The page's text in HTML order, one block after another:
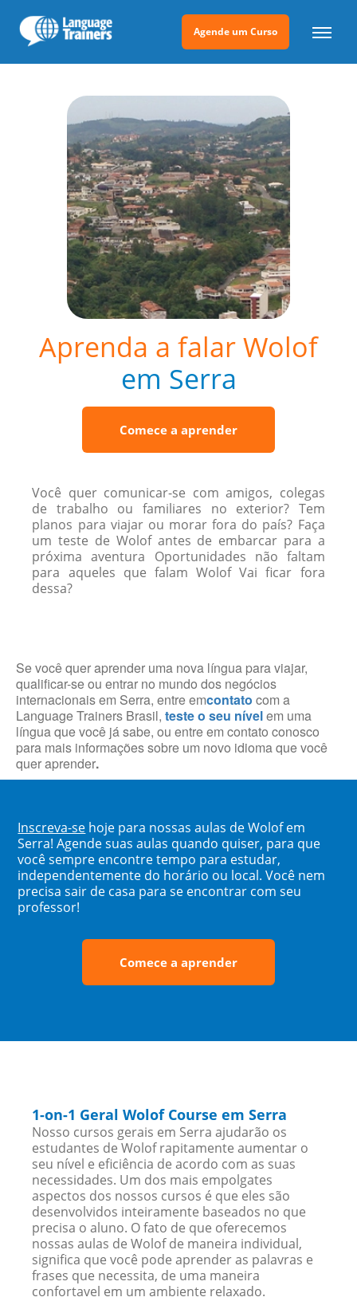
Agende um Curso
Aprenda a falar Wolof
em Serra
Comece a aprender
Você quer comunicar-se com amigos, colegas
de trabalho ou familiares no exterior? Tem
planos para viajar ou morar fora do país? Faça
um teste de Wolof antes de embarcar para a
próxima aventura Oportunidades não faltam
para aqueles que falam Wolof Vai ficar fora
dessa?
Se você quer aprender uma nova língua para viajar,
qualificar-se ou entrar no mundo dos negócios
internacionais em Serra, entre emcontato com a
Language Trainers Brasil, teste o seu nívelem uma
língua que você já sabe, ou entre em contato conosco
para mais informações sobre um novo idioma que você
quer aprender.
Inscreva-se hoje para nossas aulas de Wolof em
Serra! Agende suas aulas quando quiser, para que
você sempre encontre tempo para estudar,
independentemente do horário ou local. Você nem
precisa sair de casa para se encontrar com seu
professor!
Comece a aprender
1-on-1 Geral Wolof Course em Serra
Nosso cursos gerais em Serra ajudarão os
estudantes de Wolof rapitamente aumentar o
seu nível e eficiência de acordo com as suas
necessidades. Um dos mais empolgates
aspectos dos nossos cursos é que eles são
desenvolvidos inteiramente baseados no que
precisa o aluno. O fato de que oferecemos
nossas aulas de Wolof de maneira individual,
significa que você pode aprender as palavras e
frases que necessita, de uma maneira
confortavel em um ambiente relaxado.